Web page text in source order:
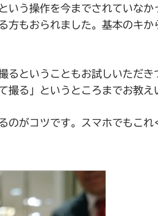
う操作を今までされていなか
方もおられました。基本のキか
るということもお試しいただき
る」というところまでお教え
のがコツです。スマホでもこれ